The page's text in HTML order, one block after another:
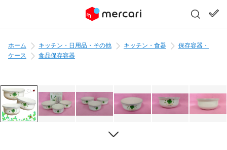
ホーム キッチン・日用品・その他 キッチン・食器
保存容器・
ケース
食品保存容器